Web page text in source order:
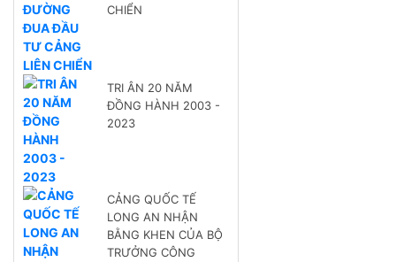
CHIỂN
TRI ÂN 20 NĂM
ĐỒNG HÀNH 2003 -
2023
CẢNG QUỐC TẾ
LONG AN NHẬN
BẰNG KHEN CỦA BỘ
TRƯỞNG CÔNG